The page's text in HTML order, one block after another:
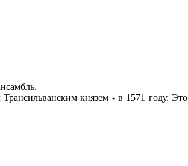
князем - в 1571 году. Это